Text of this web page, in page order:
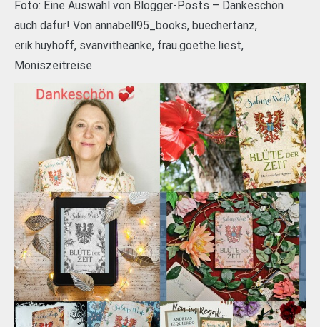
Foto: Eine Auswahl von Blogger-Posts – Dankeschön
auch dafür! Von annabell95_books, buechertanz,
erik.huyhoff, svanvitheanke, frau.goethe.liest,
Moniszeitreise